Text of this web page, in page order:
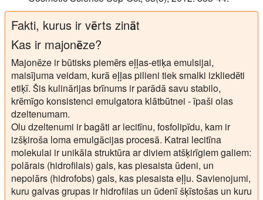
Fakti, kurus ir vērts zināt
Kas ir majonēze?
Majonēze ir būtisks piemērs eļļas-etiķa emulsijai,
maisījuma veidam, kurā eļļas pilieni tiek smalki izkliedēti
etiķī. Šis kulinārijas brīnums ir parādā savu stabilo,
krēmīgo konsistenci emulgatora klātbūtnei - īpaši olas
dzeltenumam.
Olu dzeltenumi ir bagāti ar lecitīnu, fosfolipīdu, kam ir
izšķiroša loma emulgācijas procesā. Katrai lecitīna
molekulai ir unikāla struktūra ar diviem atšķirīgiem galiem:
polārais (hidrofilais) gals, kas piesaista ūdeni, un
nepolārs (hidrofobs) gals, kas piesaista eļļu. Savienojumi,
kuru galvas grupas ir hidrofilas un ūdenī šķīstošas un kuru